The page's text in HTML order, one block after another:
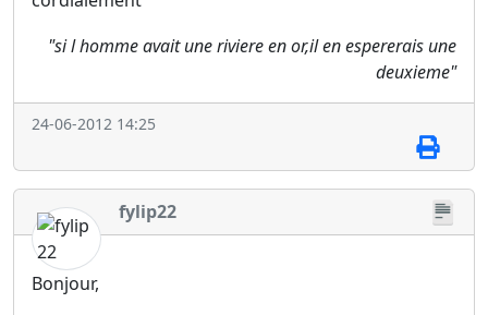
"si l homme avait une riviere en or,il en espererais une
deuxieme"
24-06-2012 14:25
fylip22
Bonjour,